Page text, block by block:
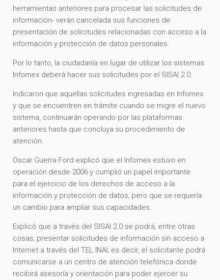
herramientas anteriores para procesar las solicitudes de
información- verán cancelada sus funciones de
presentación de solicitudes relacionadas con acceso a la
información y protección de datos personales.
Por lo tanto, la ciudadanía en lugar de utilizar los sistemas
Infomex deberá hacer sus solicitudes por el SISAI 2.0.
Indicaron que aquellas solicitudes ingresadas en Infomex
y que se encuentren en trámite cuando se migre el nuevo
sistema, continuarán operando por las plataformas
anteriores hasta que concluya su procedimiento de
atención.
Oscar Guerra Ford explicó que el Infomex estuvo en
operación desde 2006 y cumplió un papel importante
para el ejercicio de los derechos de acceso a la
información y protección de datos, pero que se requería
un cambio para ampliar sus capacidades.
Explicó que a través del SISAI 2.0 se podrá, entre otras
cosas, presentar solicitudes de información sin acceso a
Internet a través del TEL INAI; es decir, el solicitante podrá
comunicarse a un centro de atención telefónica donde
recibirá asesoría y orientación para poder ejercer su